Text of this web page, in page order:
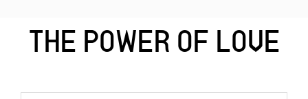
THE POWER OF LOVE